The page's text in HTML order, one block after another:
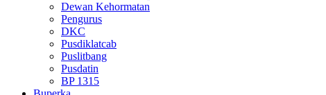
Dewan Kehormatan
Pengurus
DKC
Pusdiklatcab
Puslitbang
Pusdatin
BP 1315